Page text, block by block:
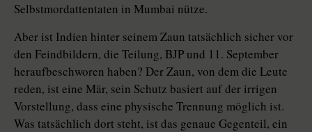
Selbstmordattentaten in Mumbai nütze.
Aber ist Indien hinter seinem Zaun tatsächlich sicher vor
den Feindbildern, die Teilung, BJP und 11. September
heraufbeschworen haben? Der Zaun, von dem die Leute
reden, ist eine Mär, sein Schutz basiert auf der irrigen
Vorstellung, dass eine physische Trennung möglich ist.
Was tatsächlich dort steht, ist das genaue Gegenteil, ein